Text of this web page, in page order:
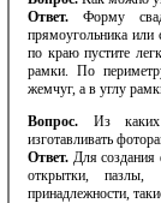
Ответ. Форму
прямоугольника или
по краю пустите
рамки. По
жемчуг, а в углу
Вопрос. Из каких
изготавливать
Ответ. Для
открытки, пазлы,
принадлежности,